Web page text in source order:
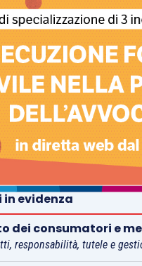
in evidenza
dei consumatori e
responsabilità, tutele e